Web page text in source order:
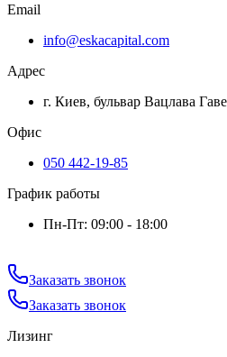
Email
info@eskacapital.com
Адрес
г. Киев, бульвар Вацлава
Офис
050 442-19-85
График работы
Пн-Пт: 09:00 - 18:00
Заказать звонок
Заказать звонок
Лизинг